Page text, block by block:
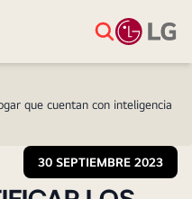
que cuentan con inteligencia
30 SEPTIEMBRE 2023